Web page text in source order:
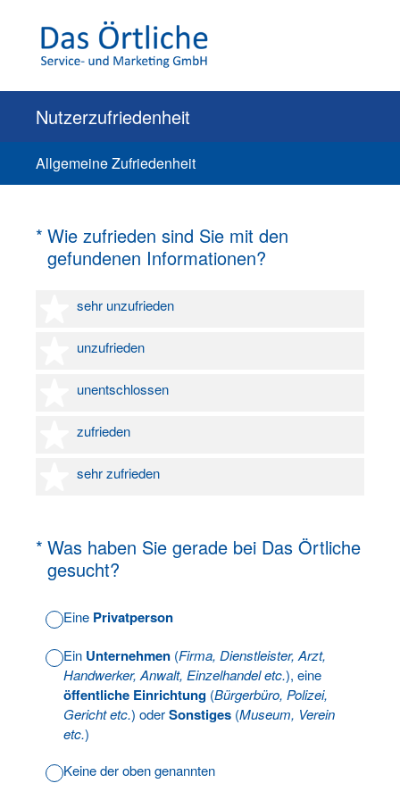
Nutzerzufriedenheit
Allgemeine Zufriedenheit
* Wie zufrieden sind Sie mit den
gefundenen Informationen?
(Erforderlich.)
sehr unzufrieden
1 Stern
unzufrieden
2 Sterne
unentschlossen
3 Sterne
zufrieden
4 Sterne
sehr zufrieden
5 Sterne
* Was haben Sie gerade bei Das Örtliche
gesucht?
(Erforderlich.)
Eine Privatperson
Ein Unternehmen (Firma, Dienstleister, Arzt,
Handwerker, Anwalt, Einzelhandel etc.), eine
öffentliche Einrichtung (Bürgerbüro, Polizei,
Gericht etc.) oderSonstiges (Museum, Verein
etc.)
Keine der oben genannten